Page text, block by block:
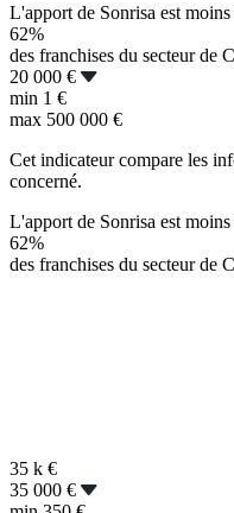
L'apport de Sonrisa est
62%
des franchises du secteur de
20 000 €
min 1 €
max 500 000 €
Cet indicateur compare les
concerné.
L'apport de Sonrisa est
62%
des franchises du secteur de
35 k €
35 000 €